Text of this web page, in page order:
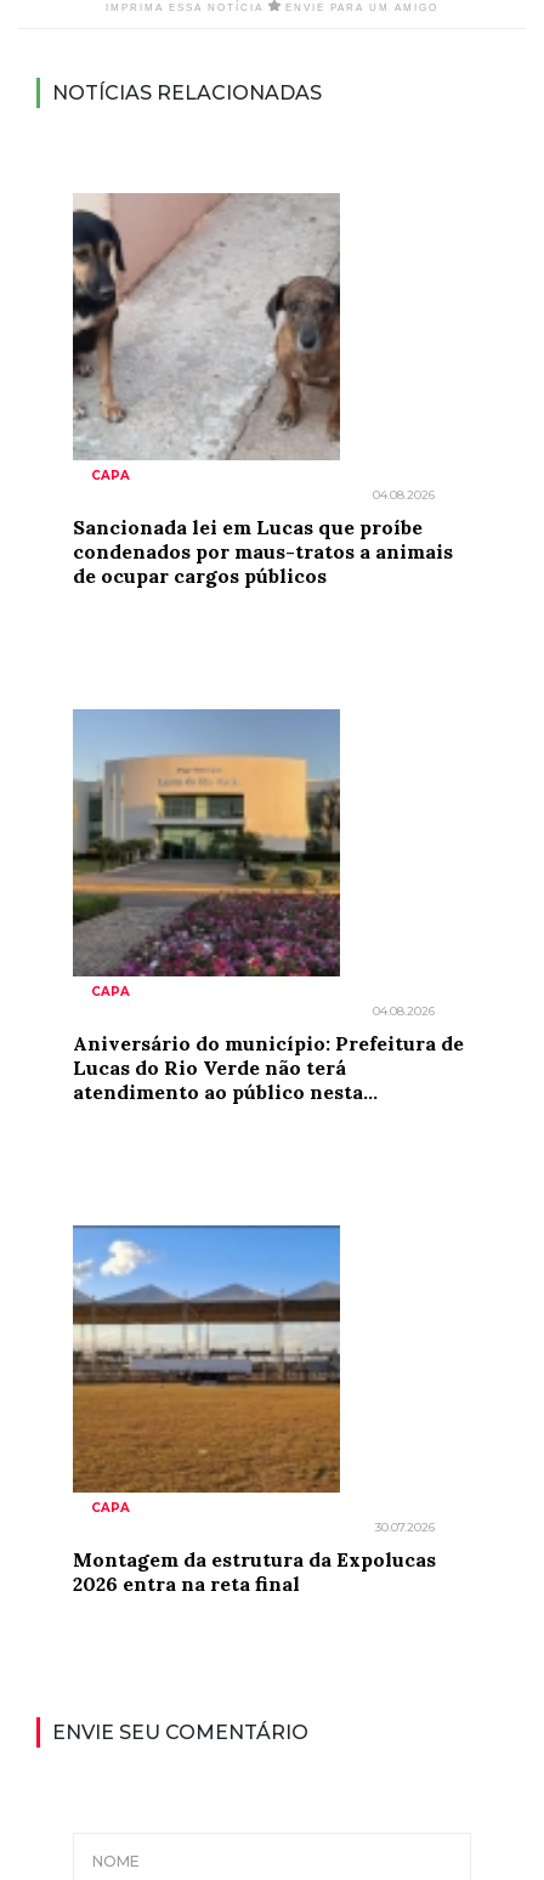
IMPRIMA ESSA NOTÍCIA ENVIE PARA UM AMIGO
NOTÍCIAS RELACIONADAS
CAPA
04.08.2026
Sancionada lei em Lucas que proíbe
condenados por maus-tratos a animais
de ocupar cargos públicos
CAPA
04.08.2026
Aniversário do município: Prefeitura de
Lucas do Rio Verde não terá
atendimento ao público nesta...
CAPA
30.07.2026
Montagem da estrutura da Expolucas
2026 entra na reta final
ENVIE SEU COMENTÁRIO